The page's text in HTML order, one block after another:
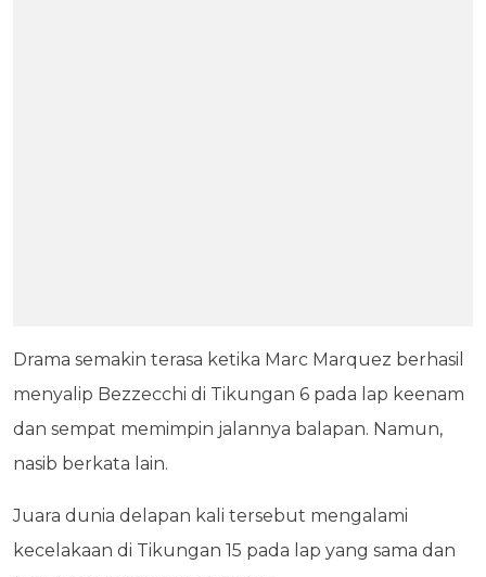
Drama semakin terasa ketika Marc Marquez berhasil
menyalip Bezzecchi di Tikungan 6 pada lap keenam
dan sempat memimpin jalannya balapan. Namun,
nasib berkata lain.
Juara dunia delapan kali tersebut mengalami
kecelakaan di Tikungan 15 pada lap yang sama dan